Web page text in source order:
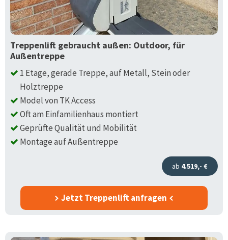
Treppenlift gebraucht außen: Outdoor, für
Außentreppe
1 Etage, gerade Treppe, auf Metall, Stein oder
Holztreppe
Model von TK Access
Oft am Einfamilienhaus montiert
Geprüfte Qualität und Mobilität
Montage auf Außentreppe
ab 4.519,- €
Jetzt Treppenlift anfragen